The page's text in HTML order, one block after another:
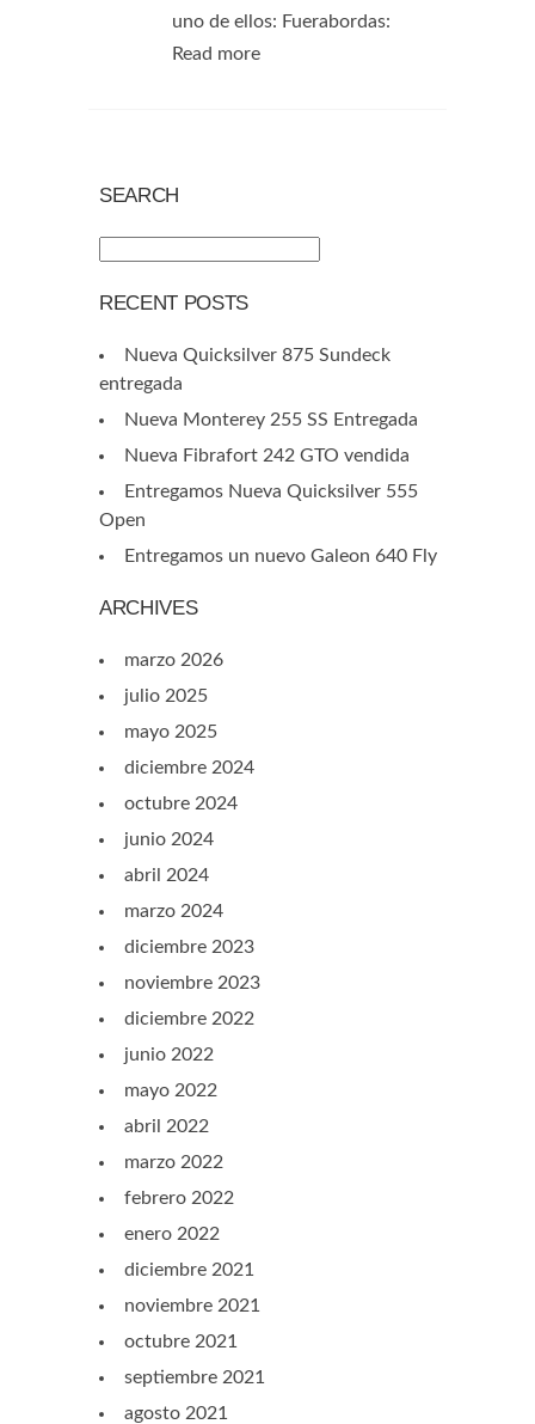
uno de ellos: Fuerabordas:
Read more
SEARCH
RECENT POSTS
Nueva Quicksilver 875 Sundeck
entregada
Nueva Monterey 255 SS Entregada
Nueva Fibrafort 242 GTO vendida
Entregamos Nueva Quicksilver 555
Open
Entregamos un nuevo Galeon 640 Fly
ARCHIVES
marzo 2026
julio 2025
mayo 2025
diciembre 2024
octubre 2024
junio 2024
abril 2024
marzo 2024
diciembre 2023
noviembre 2023
diciembre 2022
junio 2022
mayo 2022
abril 2022
marzo 2022
febrero 2022
enero 2022
diciembre 2021
noviembre 2021
octubre 2021
septiembre 2021
agosto 2021